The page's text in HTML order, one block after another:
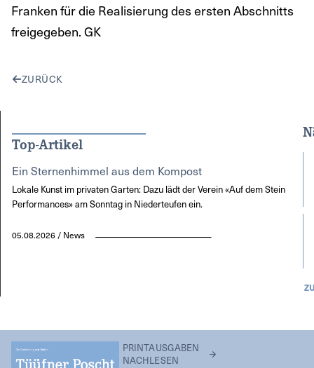
Franken für die Realisierung des ersten Abschnitts
freigegeben. GK
ZURÜCK
Top-Artikel
Ein Sternenhimmel aus dem Kompost
Lokale Kunst im privaten Garten: Dazu lädt der Verein «Auf dem Stein
Performances» am Sonntag in Niederteufen ein.
05.08.2026 / News
PRINTAUSGABEN
NACHLESEN